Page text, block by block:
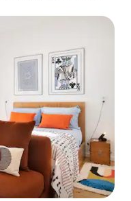
„Odabrali gosti”